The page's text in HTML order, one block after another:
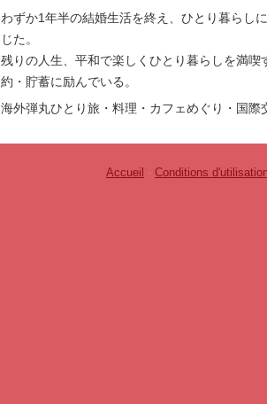
わずか1年半の結婚生活を終え、ひとり暮らし
じた。
残りの人生、平和で楽しくひとり暮らしを満
約・貯蓄に励んでいる。
海外弾丸ひとり旅・料理・カフェめぐり・国際
Accueil - Conditions